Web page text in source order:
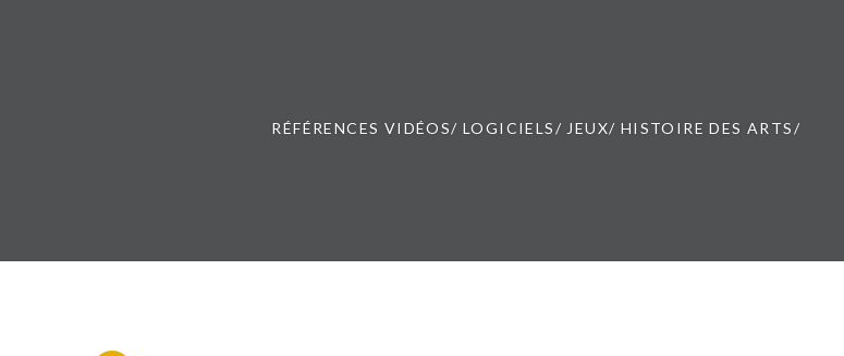
RÉFÉRENCES VIDÉOS/ LOGICIELS/ JEUX/ HISTOIRE DES ARTS/